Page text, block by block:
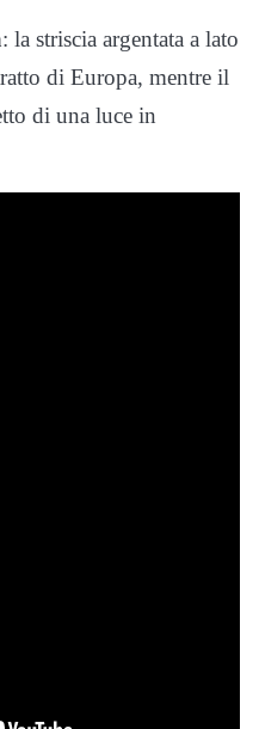
: la striscia argentata a lato
di Europa, mentre il
di una luce in